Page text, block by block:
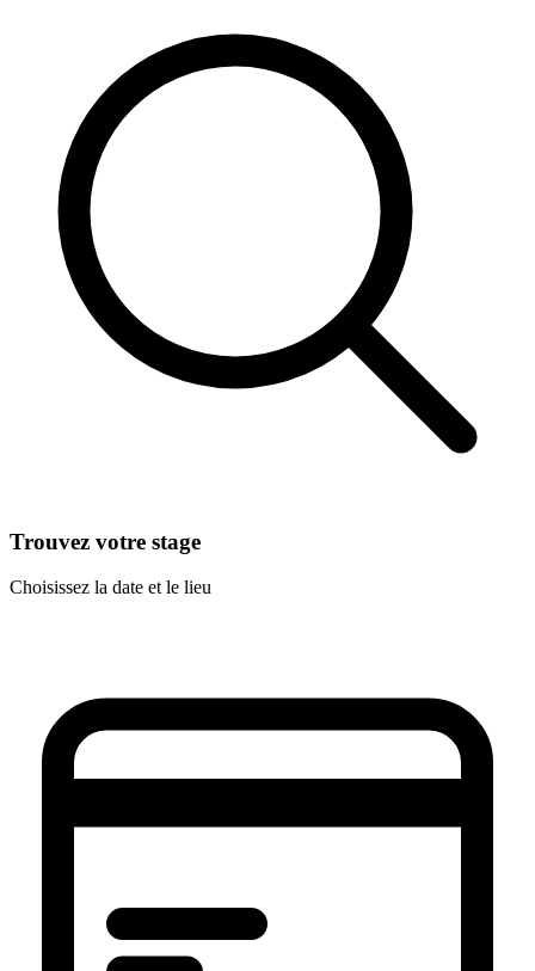
Trouvez votre stage
Choisissez la date et le lieu